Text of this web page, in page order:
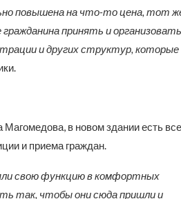
повышена на что-то цена, тот
принять и организовать
и других структур, которые
в новом здании есть все
и приема граждан.
свою функцию в комфортных
так, чтобы они сюда пришли и